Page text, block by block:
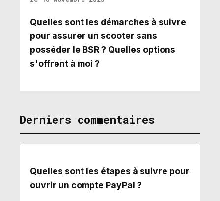
Quelles sont les démarches à suivre
pour assurer un scooter sans
posséder le BSR ? Quelles options
s'offrent à moi ?
Derniers commentaires
Quelles sont les étapes à suivre pour
ouvrir un compte PayPal ?